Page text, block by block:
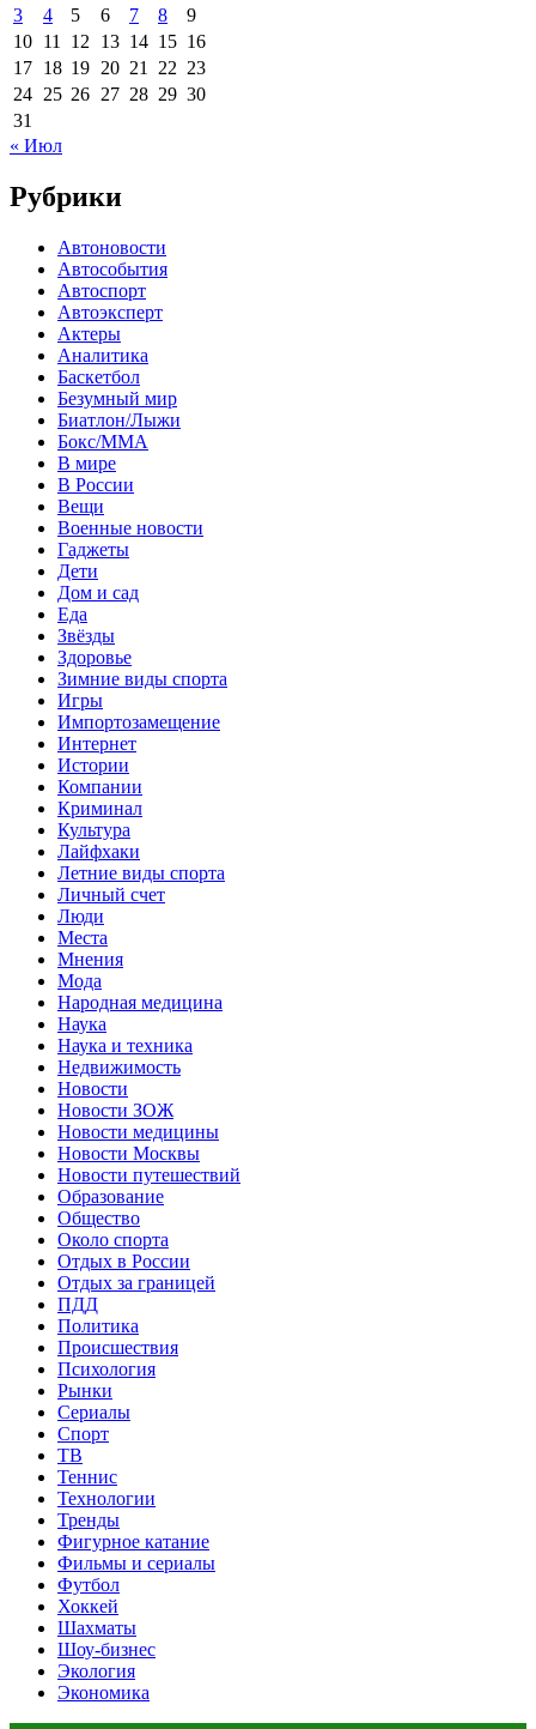
3
4 5 6 7 8
9
10 11 12 13 14 15 16
17 18 19 20 21 22 23
24 25 26 27 28 29 30
31
« Июл
Рубрики
Автоновости
Автособытия
Автоспорт
Автоэксперт
Актеры
Аналитика
Баскетбол
Безумный мир
Биатлон/Лыжи
Бокс/MMA
В мире
В России
Вещи
Военные новости
Гаджеты
Дети
Дом и сад
Еда
Звёзды
Здоровье
Зимние виды спорта
Игры
Импортозамещение
Интернет
Истории
Компании
Криминал
Культура
Лайфхаки
Летние виды спорта
Личный счет
Люди
Места
Мнения
Мода
Народная медицина
Наука
Наука и техника
Недвижимость
Новости
Новости ЗОЖ
Новости медицины
Новости Москвы
Новости путешествий
Образование
Общество
Около спорта
Отдых в России
Отдых за границей
ПДД
Политика
Происшествия
Психология
Рынки
Сериалы
Спорт
ТВ
Теннис
Технологии
Тренды
Фигурное катание
Фильмы и сериалы
Футбол
Хоккей
Шахматы
Шоу-бизнес
Экология
Экономика